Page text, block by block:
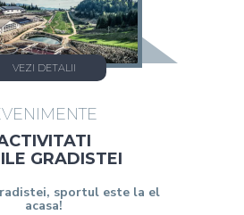
VEZI DETALII
GRADISTEI
sportul este la el
acasa!